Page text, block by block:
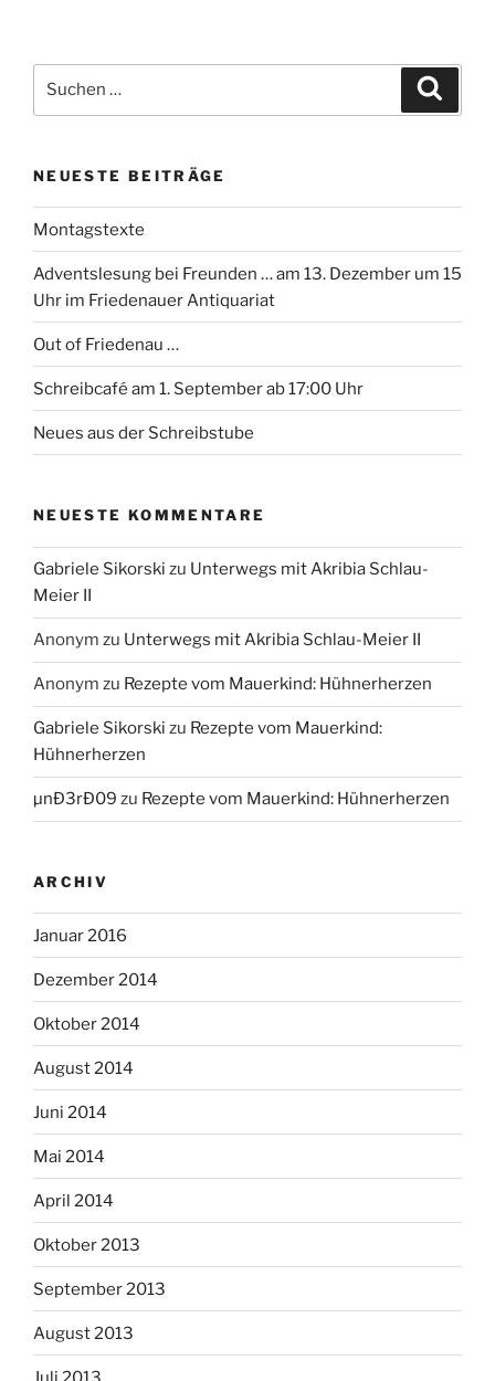
nach:
NEUESTE BEITRÄGE
Montagstexte
Adventslesung bei Freunden … am 13. Dezember um 15
Uhr im Friedenauer Antiquariat
Out of Friedenau …
Schreibcafé am 1. September ab 17:00 Uhr
Neues aus der Schreibstube
NEUESTE KOMMENTARE
Gabriele Sikorski zu Unterwegs mit Akribia Schlau-
Meier II
Anonym zu Unterwegs mit Akribia Schlau-Meier II
Anonym zu Rezepte vom Mauerkind: Hühnerherzen
Gabriele Sikorski zu Rezepte vom Mauerkind:
Hühnerherzen
µnÐ3rÐ09 zu Rezepte vom Mauerkind: Hühnerherzen
ARCHIV
Januar 2016
Dezember 2014
Oktober 2014
August 2014
Juni 2014
Mai 2014
April 2014
Oktober 2013
September 2013
August 2013